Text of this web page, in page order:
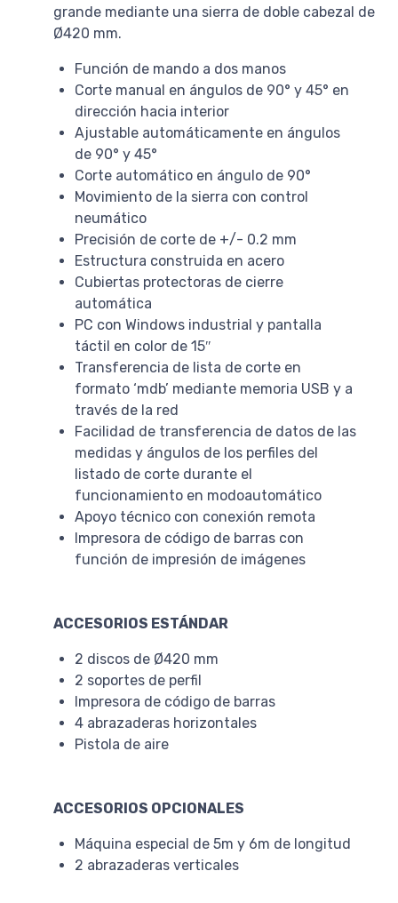
grande mediante una sierra de doble cabezal de
Ø420 mm.
Función de mando a dos manos
Corte manual en ángulos de 90° y 45° en
dirección hacia interior
Ajustable automáticamente en ángulos
de 90° y 45°
Corte automático en ángulo de 90°
Movimiento de la sierra con control
neumático
Precisión de corte de +/- 0.2 mm
Estructura construida en acero
Cubiertas protectoras de cierre
automática
PC con Windows industrial y pantalla
táctil en color de 15″
Transferencia de lista de corte en
formato ‘mdb’ mediante memoria USB y a
través de la red
Facilidad de transferencia de datos de las
medidas y ángulos de los perfiles del
listado de corte durante el
funcionamiento en modoautomático
Apoyo técnico con conexión remota
Impresora de código de barras con
función de impresión de imágenes
ACCESORIOS ESTÁNDAR
2 discos de Ø420 mm
2 soportes de perfil
Impresora de código de barras
4 abrazaderas horizontales
Pistola de aire
ACCESORIOS OPCIONALES
Máquina especial de 5m y 6m de longitud
2 abrazaderas verticales